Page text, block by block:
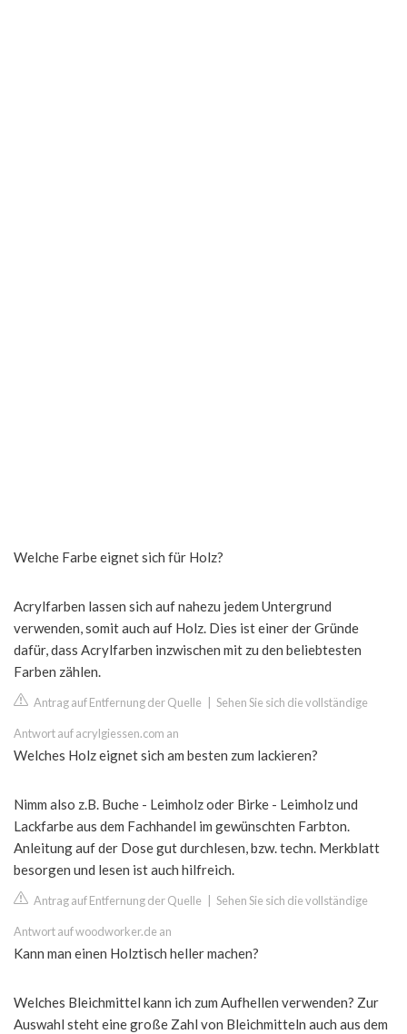
Welche Farbe eignet sich für Holz?
Acrylfarben lassen sich auf nahezu jedem Untergrund
verwenden, somit auch auf Holz. Dies ist einer der Gründe
dafür, dass Acrylfarben inzwischen mit zu den beliebtesten
Farben zählen.
Antrag auf Entfernung der Quelle Sehen Sie sich die vollständige
Antwort auf acrylgiessen.com an
Welches Holz eignet sich am besten zum lackieren?
Nimm also z.B. Buche - Leimholz oder Birke - Leimholz und
Lackfarbe aus dem Fachhandel im gewünschten Farbton.
Anleitung auf der Dose gut durchlesen, bzw. techn. Merkblatt
besorgen und lesen ist auch hilfreich.
Antrag auf Entfernung der Quelle Sehen Sie sich die vollständige
Antwort auf woodworker.de an
Kann man einen Holztisch heller machen?
Welches Bleichmittel kann ich zum Aufhellen verwenden? Zur
Auswahl steht eine große Zahl von Bleichmitteln auch aus dem